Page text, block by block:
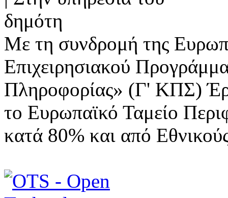
Με τη συνδρομή της
Επιχειρησιακού
Πληροφορίας» (Γ' ΚΠΣ)
το Ευρωπαϊκό Ταμείο
κατά 80% και από